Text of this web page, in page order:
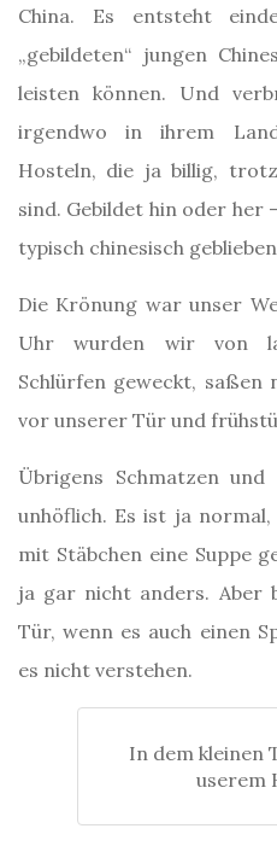
China. Es entsteht
„gebildeten“ jungen
leisten können. Und
irgendwo in ihrem
Hosteln, die ja billig,
sind. Gebildet hin oder her
typisch chinesisch
Die Krönung war unser
Uhr wurden wir von
Schlürfen geweckt, saßen
vor unserer Tür und
Übrigens Schmatzen
unhöflich. Es ist ja
mit Stäbchen eine Suppe
ja gar nicht anders. Aber
Tür, wenn es auch einen
es nicht verstehen.
In dem kleinen
userem